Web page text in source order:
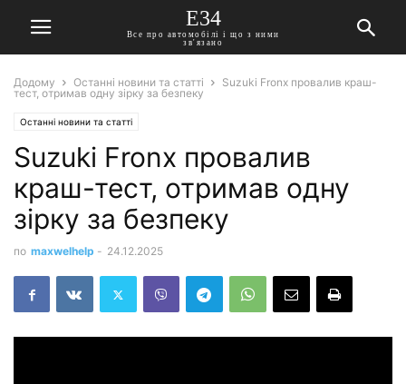
E34
Все про автомобілі і що з ними
зв'язано
Додому Останні новини та статті
Suzuki Fronx провалив краш-
тест, отримав одну зірку за безпеку
Останні новини та статті
Suzuki Fronx провалив
краш-тест, отримав одну
зірку за безпеку
по maxwelhelp - 24.12.2025